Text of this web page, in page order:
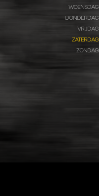
WOENSDAG
DONDERDAG
VRIJDAG
ZATERDAG
ZONDAG